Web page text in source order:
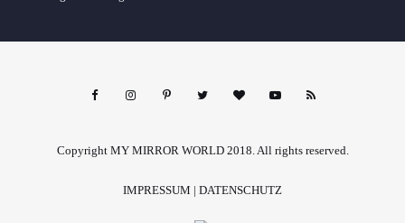
Copyright MY MIRROR WORLD 2018. All rights reserved.
IMPRESSUM | DATENSCHUTZ